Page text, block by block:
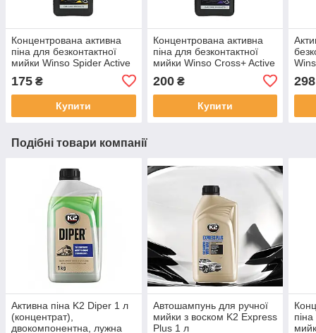
Концентрована активна
піна для безконтактної
мийки Winso Spider Active
175 ₴
Купити
Концентрована активна
піна для безконтактної
мийки Winso Cross+ Active
200₴
Купити
298
Подібні товари компанії
Активна піна K2 Diper 1 л
(концентрат),
двокомпонентна, лужна
Автошампунь для ручної
мийки з воском K2 Express
Plus 1 л